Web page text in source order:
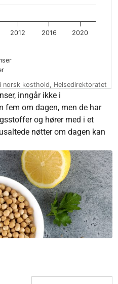
2012 2016 2020
norsk kosthold, Helsedirektoratet
inngår ikke i
fem om dagen, men de har
og hører med i et
nøtter om dagen kan